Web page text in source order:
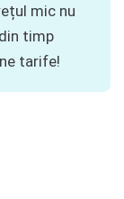
mic nu
timp
tarife!